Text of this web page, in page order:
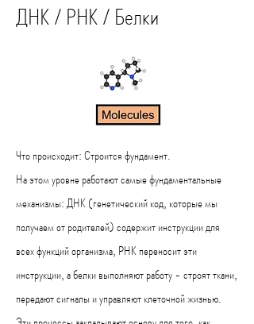
ДНК / РНК / Белки
Что происходит: Строится фундамент.
На этом уровне работают самые фундаментальные
механизмы: ДНК (генетический код, которые мы
получаем от родителей) содержит инструкции для
всех функций организма, РНК переносит эти
инструкции, а белки выполняют работу - строят ткани,
передают сигналы и управляют клеточной жизнью.